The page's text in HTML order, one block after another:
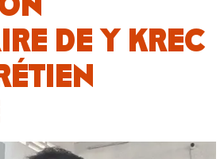
DE Y KREC